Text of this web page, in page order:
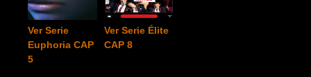
Ver Serie
Euphoria CAP
5
Ver Serie Élite
CAP 8